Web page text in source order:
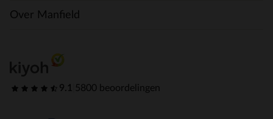
Over Manfield
9.1 5800 beoordelingen